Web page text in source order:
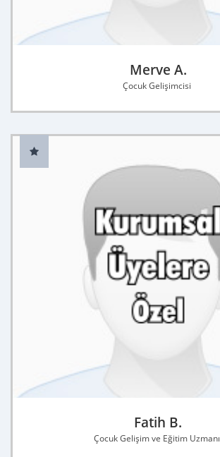
Merve A.
Çocuk Gelişimcisi
Fatih B.
Çocuk Gelişim ve Eğitim Uzmanı